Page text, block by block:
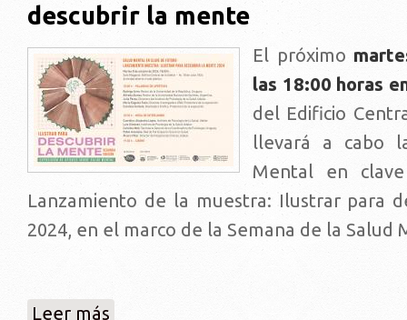
descubrir la mente
El próximo
las 18:00 horas
del Edificio
llevará a cabo
Mental en
Lanzamiento de la muestra: Ilustrar para
2024, en el marco de la Semana de la Salud
Leer más